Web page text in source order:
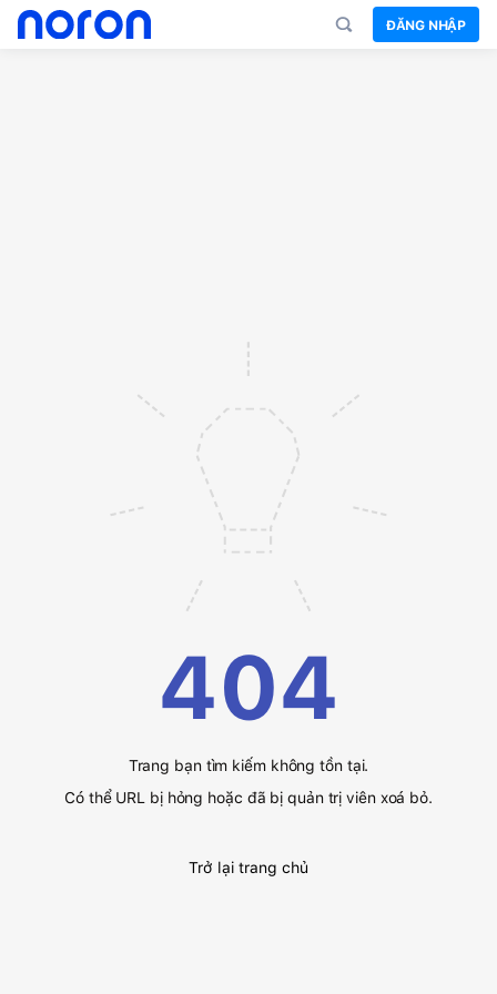
ĐĂNG NHẬP
404
Trang bạn tìm kiếm không tồn tại.
Có thể URL bị hỏng hoặc đã bị quản trị viên xoá bỏ.
Trở lại trang chủ